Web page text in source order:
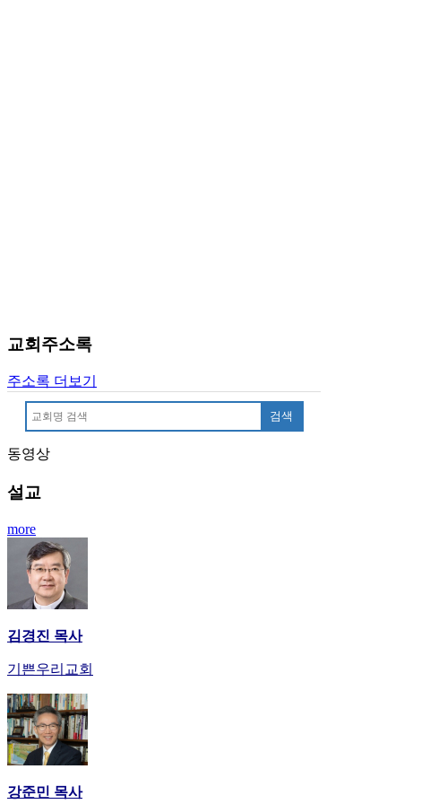
이
무
어
시
리
가
발
기
부
진
약
비
아
시
교회주소록
주소록 더보기
검색
동영상
설교
more
김경진 목사
기쁜우리교회
강준민 목사